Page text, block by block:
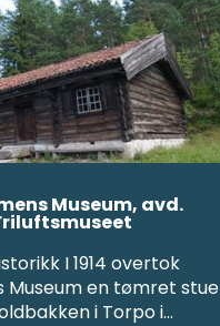
Museum, avd.
I 1914 overtok
Museum en tømret stue
i Torpo i…